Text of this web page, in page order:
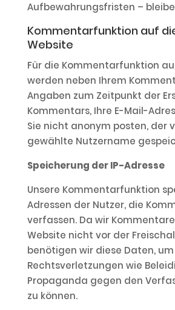
Aufbewahrungsfristen –
Kommentarfunktion auf
Website
Für die Kommentarfunktion
werden neben Ihrem
Angaben zum Zeitpunkt der
Kommentars, Ihre E-Mail-
Sie nicht anonym posten, der
gewählte Nutzername
Speicherung der IP-Adresse
Unsere Kommentarfunktion
Adressen der Nutzer, die
verfassen. Da wir
Website nicht vor der
benötigen wir diese Daten,
Rechtsverletzungen wie
Propaganda gegen den
zu können.